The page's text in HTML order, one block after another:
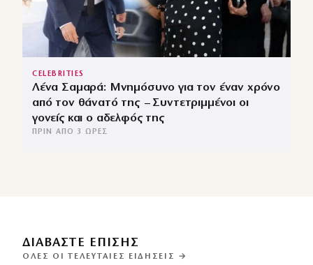
CELEBRITIES
Λένα Σαμαρά: Μνημόσυνο για τον έναν χρόνο
από τον θάνατό της – Συντετριμμένοι οι
γονείς και ο αδελφός της
ΠΡΙΝ ΑΠΌ 3 ΏΡΕΣ
ΔΙΑΒΑΣΤΕ ΕΠΙΣΗΣ
ΌΛΕΣ ΟΙ ΤΕΛΕΥΤΑΊΕΣ ΕΙΔΉΣΕΙΣ →